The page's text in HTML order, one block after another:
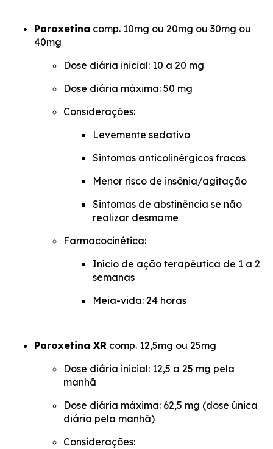
Paroxetina comp. 10mg ou 20mg ou 30mg ou
40mg
Dose diária inicial: 10 a 20 mg
Dose diária máxima: 50 mg
Considerações:
Levemente sedativo
Sintomas anticolinérgicos fracos
Menor risco de insônia/agitação
Sintomas de abstinência se não
realizar desmame
Farmacocinética:
Início de ação terapêutica de 1 a 2
semanas
Meia-vida: 24 horas
Paroxetina XR comp. 12,5mg ou 25mg
Dose diária inicial: 12,5 a 25 mg pela
manhã
Dose diária máxima: 62,5 mg (dose única
diária pela manhã)
Considerações: